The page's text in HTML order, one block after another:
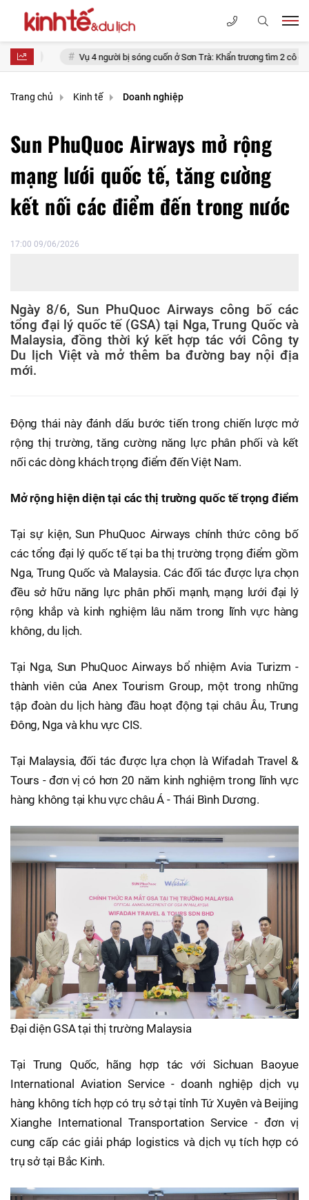
Vụ 4 người bị sóng cuốn ở Sơn Trà: Khẩn trương tìm 2 cô gái mất tích
Trang chủ Kinh tế Doanh nghiệp
Sun PhuQuoc Airways mở rộng
mạng lưới quốc tế, tăng cường
kết nối các điểm đến trong nước
17:00 09/06/2026
Ngày 8/6, Sun PhuQuoc Airways công bố các
tổng đại lý quốc tế (GSA) tại Nga, Trung Quốc và
Malaysia, đồng thời ký kết hợp tác với Công ty
Du lịch Việt và mở thêm ba đường bay nội địa
mới.
Động thái này đánh dấu bước tiến trong chiến lược mở
rộng thị trường, tăng cường năng lực phân phối và kết
nối các dòng khách trọng điểm đến Việt Nam.
Mở rộng hiện diện tại các thị trường quốc tế trọng điểm
Tại sự kiện, Sun PhuQuoc Airways chính thức công bố
các tổng đại lý quốc tế tại ba thị trường trọng điểm gồm
Nga, Trung Quốc và Malaysia. Các đối tác được lựa chọn
đều sở hữu năng lực phân phối mạnh, mạng lưới đại lý
rộng khắp và kinh nghiệm lâu năm trong lĩnh vực hàng
không, du lịch.
Tại Nga, Sun PhuQuoc Airways bổ nhiệm Avia Turizm -
thành viên của Anex Tourism Group, một trong những
tập đoàn du lịch hàng đầu hoạt động tại châu Âu, Trung
Đông, Nga và khu vực CIS.
Tại Malaysia, đối tác được lựa chọn là Wifadah Travel &
Tours - đơn vị có hơn 20 năm kinh nghiệm trong lĩnh vực
hàng không tại khu vực châu Á - Thái Bình Dương.
Đại diện GSA tại thị trường Malaysia
Tại Trung Quốc, hãng hợp tác với Sichuan Baoyue
International Aviation Service - doanh nghiệp dịch vụ
hàng không tích hợp có trụ sở tại tỉnh Tứ Xuyên và Beijing
Xianghe International Transportation Service - đơn vị
cung cấp các giải pháp logistics và dịch vụ tích hợp có
trụ sở tại Bắc Kinh.